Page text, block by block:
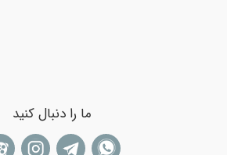
ما را دنبال کنید